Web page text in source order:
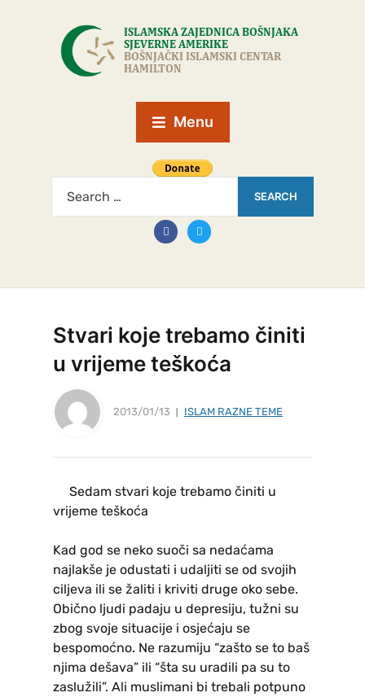
Menu
Stvari koje trebamo činiti
u vrijeme teškoća
2013/01/13 ISLAM RAZNE TEME
Sedam stvari koje trebamo činiti u
vrijeme teškoća
Kad god se neko suoči sa nedaćama
najlakše je odustati i udaljiti se od svojih
ciljeva ili se žaliti i kriviti druge oko sebe.
Obično ljudi padaju u depresiju, tužni su
zbog svoje situacije i osjećaju se
bespomoćno. Ne razumiju “zašto se to baš
njima dešava” ili “šta su uradili pa su to
zaslužili”. Ali muslimani bi trebali potpuno